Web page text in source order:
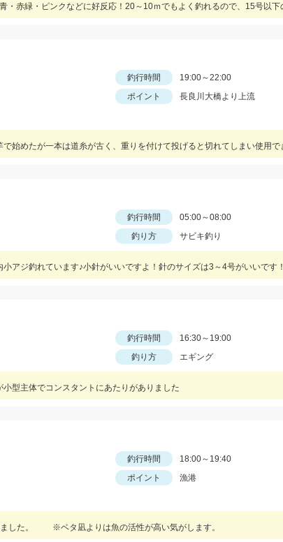
釣行時間
19:00～22:00
ポイント
長良川大橋より上流
釣行時間
05:00～08:00
釣り方 サビキ釣り
アジ釣れています♪小針がいいですよ！針のサイズは3～4号がいいです！
釣行時間
16:30～19:00
釣り方 エギング
型主体でコンスタントにあたりがありました
釣行時間
18:00～19:40
ポイント
漁港
ました。 ※ベタ凪よりは魚の活性が高い気がします。